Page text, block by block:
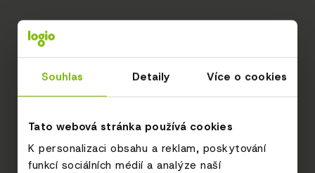
Souhlas Detaily Více o cookies
Tato webová stránka používá cookies
K personalizaci obsahu a reklam, poskytování
funkcí sociálních médií a analýze naší